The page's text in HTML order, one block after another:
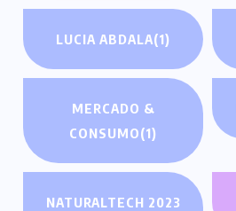
LUCIA ABDALA(1)
MERCADO &
CONSUMO(1)
NATURALTECH 2023